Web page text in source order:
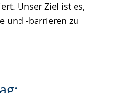
Unser Ziel ist es,
und -barrieren zu